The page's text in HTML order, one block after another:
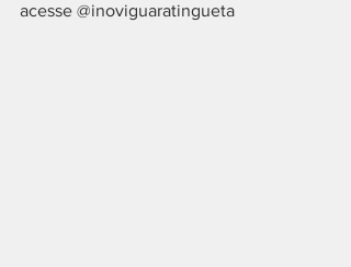
acesse @inoviguaratingueta